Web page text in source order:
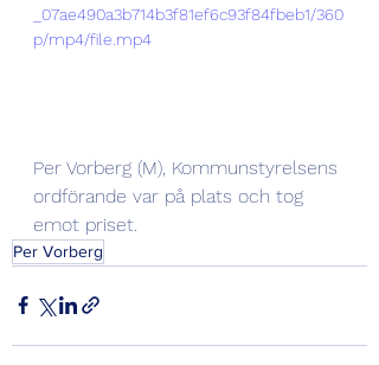
_07ae490a3b714b3f81ef6c93f84fbeb1/360
p/mp4/file.mp4
Per Vorberg (M), Kommunstyrelsens
ordförande var på plats och tog
emot priset.
Per Vorberg